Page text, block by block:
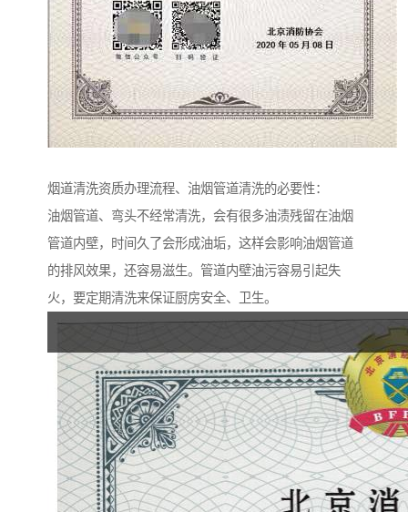
烟道清洗资质办理流程、油烟管道清洗的必要性：
油烟管道、弯头不经常清洗，会有很多油渍残留在油烟
管道内壁，时间久了会形成油垢，这样会影响油烟管道
的排风效果，还容易滋生。管道内壁油污容易引起失
火，要定期清洗来保证厨房安全、卫生。